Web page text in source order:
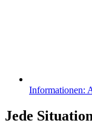
Informationen:
Jede